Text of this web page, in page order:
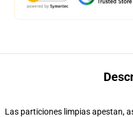
Las particiones limpias apestan,